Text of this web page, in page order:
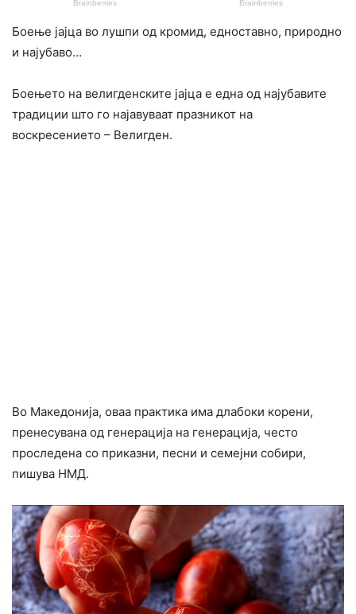
Боење јајца во лушпи од кромид, едноставно, природно
и најубаво…
Боењето на велигденските јајца е една од најубавите
традиции што го најавуваат празникот на
воскресението – Велигден.
Во Македонија, оваа практика има длабоки корени,
пренесувана од генерација на генерација, често
проследена со приказни, песни и семејни собири,
пишува НМД.